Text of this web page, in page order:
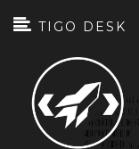
TIGO DESK